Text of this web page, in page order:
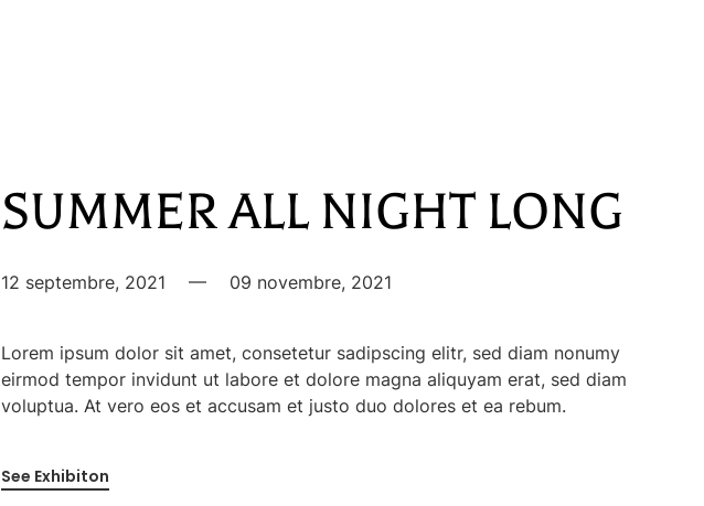
SUMMER ALL NIGHT LONG
12 septembre, 2021 — 09 novembre, 2021
Lorem ipsum dolor sit amet, consetetur sadipscing elitr, sed diam nonumy
eirmod tempor invidunt ut labore et dolore magna aliquyam erat, sed diam
voluptua. At vero eos et accusam et justo duo dolores et ea rebum.
See Exhibiton